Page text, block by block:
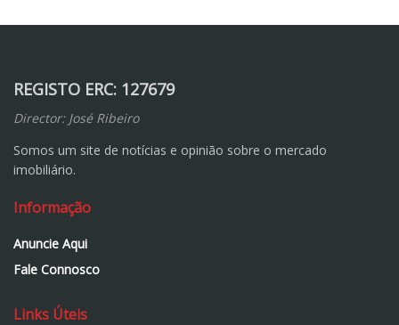
REGISTO ERC: 127679
Director: José Ribeiro
Somos um site de notícias e opinião sobre o mercado
imobiliário.
Informação
Anuncie Aqui
Fale Connosco
Links Úteis